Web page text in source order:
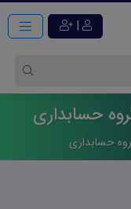
|
حسابداری
حسابداری